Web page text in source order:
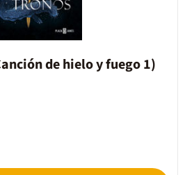
de hielo y fuego 1)